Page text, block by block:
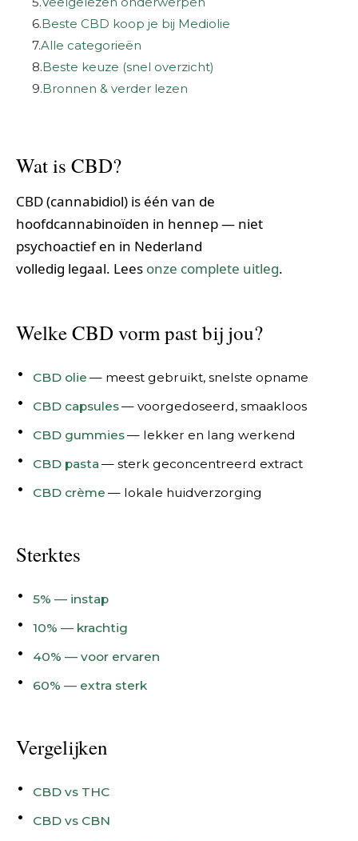
6.Beste CBD koop je bij Mediolie
7.Alle categorieën
8.Beste keuze (snel overzicht)
9.Bronnen & verder lezen
Wat is CBD?
CBD (cannabidiol) is één van de
hoofdcannabinoïden in hennep — niet
psychoactief en in Nederland
volledig legaal. Lees onze complete uitleg.
Welke CBD vorm past bij jou?
CBD olie — meest gebruikt, snelste opname
CBD capsules— voorgedoseerd, smaakloos
CBD gummies— lekker en lang werkend
CBD pasta — sterk geconcentreerd extract
CBD crème — lokale huidverzorging
Sterktes
5% — instap
10% — krachtig
40% — voor ervaren
60% — extra sterk
Vergelijken
CBD vs THC
CBD vs CBN